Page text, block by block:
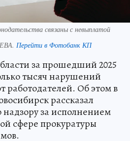
связаны с невыплатой
Перейти в Фотобанк КП
за прошедший 2025
тысяч нарушений
работодателей. Об этом в
рассказал
надзору за исполнением
сфере прокуратуры